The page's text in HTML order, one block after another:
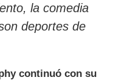
la comedia
deportes de
continuó con su